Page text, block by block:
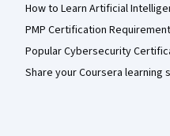
How to Learn Artificial
PMP Certification
Popular Cybersecurity
Share your Coursera learning